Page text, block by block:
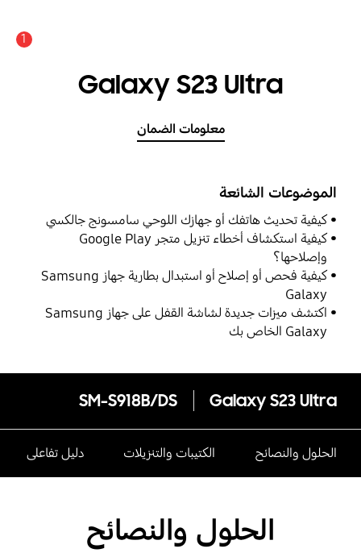
1
Galaxy S23 Ultra
معلومات الضمان
الموضوعات الشائعة
كيفية تحديث هاتفك أو جهازك اللوحي سامسونج جالكسي
كيفية استكشاف أخطاء تنزيل متجر Google Play
وإصلاحها؟
كيفية فحص أو إصلاح أو استبدال بطارية جهاز Samsung
Galaxy
اكتشف ميزات جديدة لشاشة القفل على جهاز Samsung
Galaxy الخاص بك
Galaxy S23 Ultra
SM-S918B/DS
الحلول والنصائح الكتيبات والتنزيلات دليل تفاعلى
الحلول والنصائح